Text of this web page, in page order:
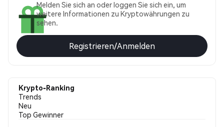
Melden Sie sich an oder loggen Sie sich ein, um
weitere Informationen zu Kryptowährungen zu
sehen.
Registrieren/Anmelden
Krypto-Ranking
Trends
Neu
Top Gewinner